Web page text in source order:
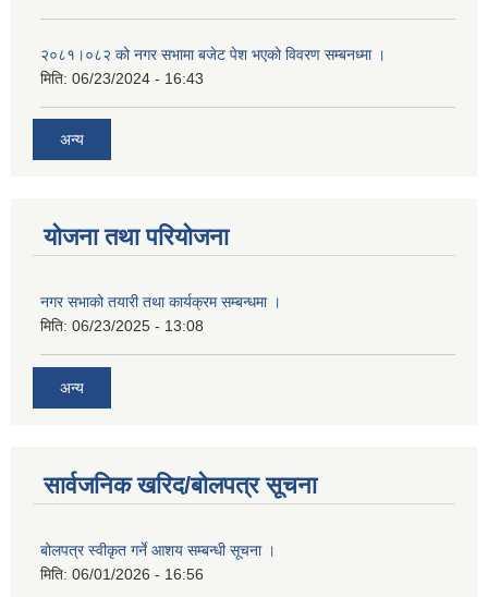
२०८१।०८२ को नगर सभामा बजेट पेश भएको विवरण सम्बनध्मा ।
मिति: 06/23/2024 - 16:43
अन्य
योजना तथा परियोजना
नगर सभाको तयारी तथा कार्यक्रम सम्बन्धमा ।
मिति: 06/23/2025 - 13:08
अन्य
सार्वजनिक खरिद/बोलपत्र सूचना
बोलपत्र स्वीकृत गर्ने आशय सम्बन्धी सूचना ।
मिति: 06/01/2026 - 16:56